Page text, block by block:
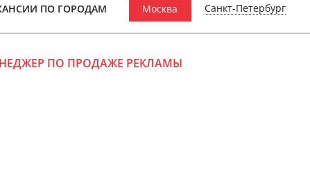
ПО ГОРОДАМ Москва Санкт-Петербург
ПО ПРОДАЖЕ РЕКЛАМЫ